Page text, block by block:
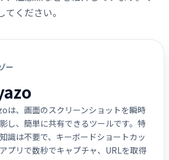
ください。
ー
は、画面のスクリーンショットを瞬時
し、簡単に共有できるツールです。特
識は不要で、キーボードショートカッ
プリで数秒でキャプチャ、URLを取得